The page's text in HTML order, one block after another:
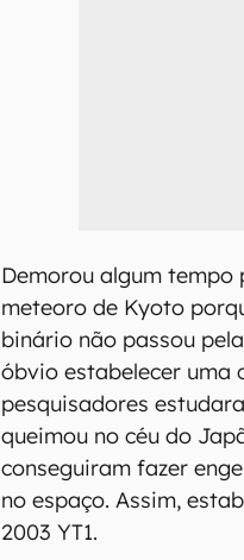
Demorou algum
meteoro de Kyoto
binário não passou
óbvio estabelecer uma
pesquisadores
queimou no céu do
conseguiram fazer
no espaço. Assim,
2003 YT1.